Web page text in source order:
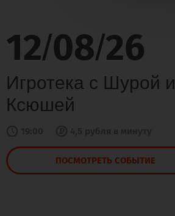
12/08/26
Игротека с Шурой и
Ксюшей
ПОСМОТРЕТЬ СОБЫТИЕ